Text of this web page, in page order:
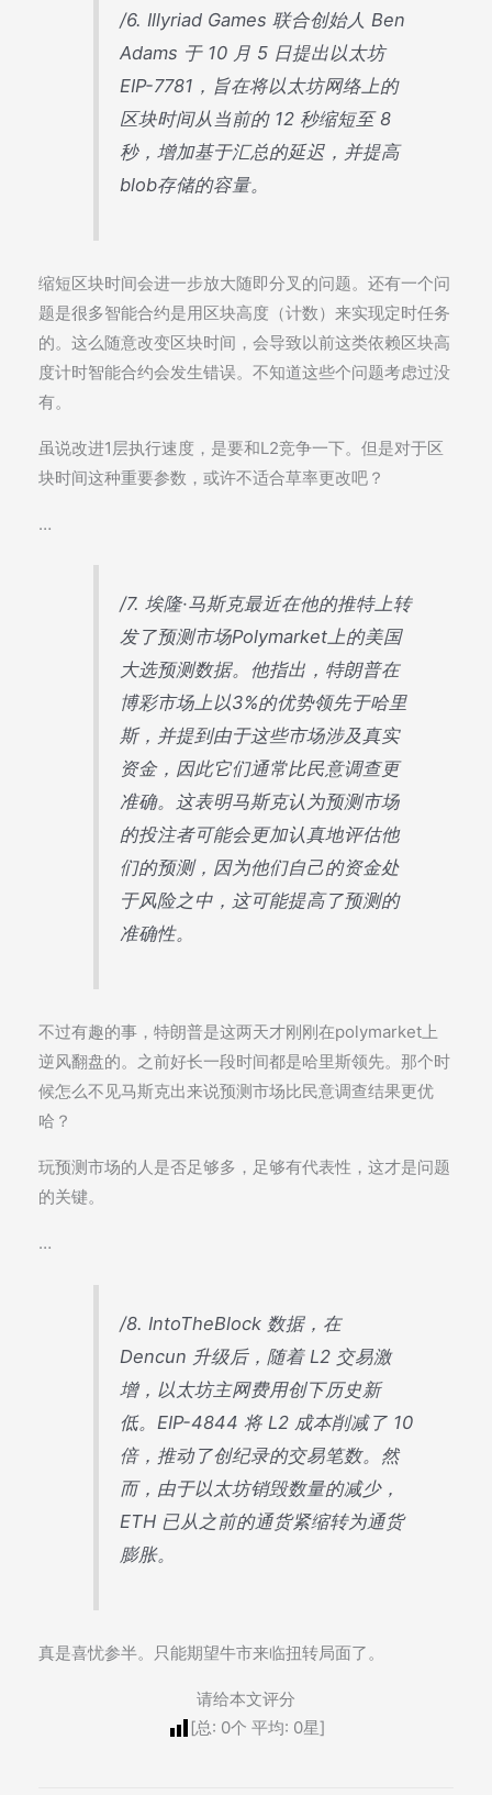
/6. Illyriad Games 联合创始人 Ben
Adams 于 10 月 5 日提出以太坊
EIP-7781，旨在将以太坊网络上的
区块时间从当前的 12 秒缩短至 8
秒，增加基于汇总的延迟，并提高
blob存储的容量。
缩短区块时间会进一步放大随即分叉的问题。还有一个问
题是很多智能合约是用区块高度（计数）来实现定时任务
的。这么随意改变区块时间，会导致以前这类依赖区块高
度计时智能合约会发生错误。不知道这些个问题考虑过没
有。
虽说改进1层执行速度，是要和L2竞争一下。但是对于区
块时间这种重要参数，或许不适合草率更改吧？
…
/7. 埃隆·马斯克最近在他的推特上转
发了预测市场Polymarket上的美国
大选预测数据。他指出，特朗普在
博彩市场上以3%的优势领先于哈里
斯，并提到由于这些市场涉及真实
资金，因此它们通常比民意调查更
准确。这表明马斯克认为预测市场
的投注者可能会更加认真地评估他
们的预测，因为他们自己的资金处
于风险之中，这可能提高了预测的
准确性。
不过有趣的事，特朗普是这两天才刚刚在polymarket上
逆风翻盘的。之前好长一段时间都是哈里斯领先。那个时
候怎么不见马斯克出来说预测市场比民意调查结果更优
哈？
玩预测市场的人是否足够多，足够有代表性，这才是问题
的关键。
…
/8. IntoTheBlock 数据，在
Dencun 升级后，随着 L2 交易激
增，以太坊主网费用创下历史新
低。EIP-4844 将 L2 成本削减了 10
倍，推动了创纪录的交易笔数。然
而，由于以太坊销毁数量的减少，
ETH 已从之前的通货紧缩转为通货
膨胀。
真是喜忧参半。只能期望牛市来临扭转局面了。
请给本文评分
[总: 0个 平均: 0星]